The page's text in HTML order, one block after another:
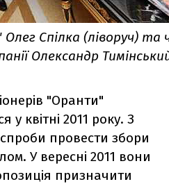
Спілка (ліворуч) та
Олександр
"Оранти"
квітні 2011 року. З
спроби провести збори
У вересні 2011 вони
призначити